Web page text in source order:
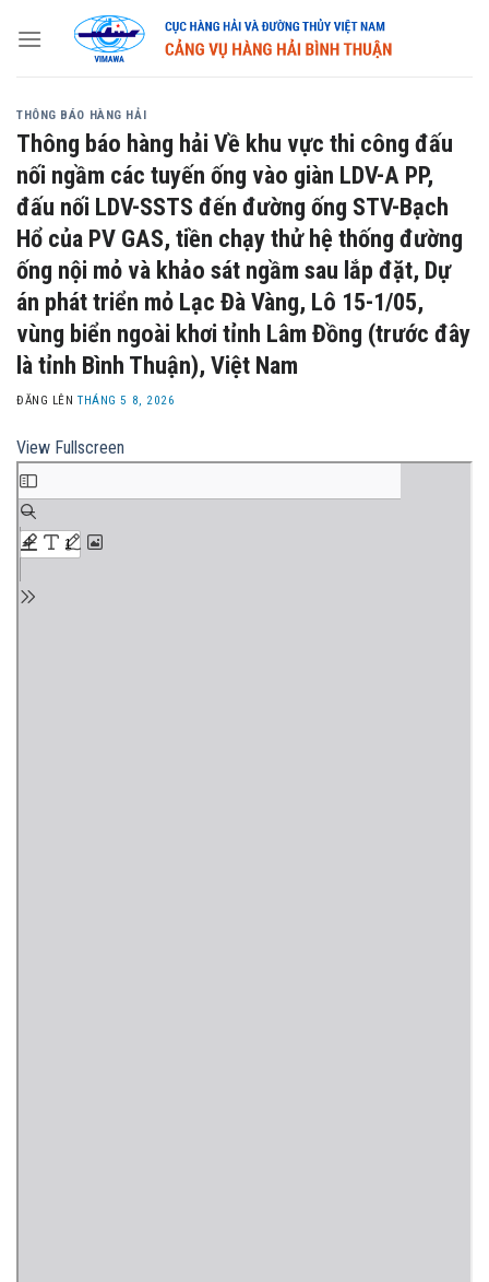
THÔNG BÁO HÀNG HẢI
Thông báo hàng hải Về khu vực thi công đấu
nối ngầm các tuyến ống vào giàn LDV-A PP,
đấu nối LDV-SSTS đến đường ống STV-Bạch
Hổ của PV GAS, tiền chạy thử hệ thống đường
ống nội mỏ và khảo sát ngầm sau lắp đặt, Dự
án phát triển mỏ Lạc Đà Vàng, Lô 15-1/05,
vùng biển ngoài khơi tỉnh Lâm Đồng (trước đây
là tỉnh Bình Thuận), Việt Nam
ĐĂNG LÊNTHÁNG 5 8, 2026
View Fullscreen